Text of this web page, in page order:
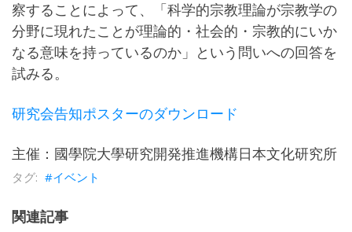
察することによって、「科学的宗教理論が宗教学の
分野に現れたことが理論的・社会的・宗教的にいか
なる意味を持っているのか」という問いへの回答を
試みる。
研究会告知ポスターのダウンロード
主催：國學院大學研究開発推進機構日本文化研究所
イベント
関連記事